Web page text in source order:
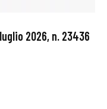
2026, n. 23436